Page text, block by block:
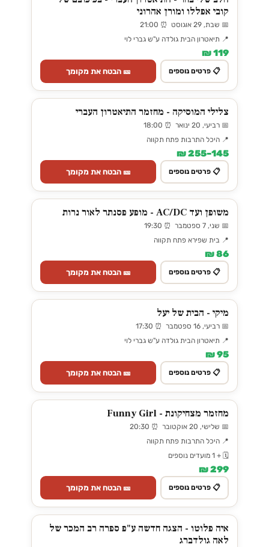
קובי אפללו ומורן אהרוני
📅 שבת, 29 אוגוסט ⏰ 21:00
📍 תיאטרון הבית גולדה ע"ש גברי לוי
119 ₪
📋 פרטים נוספים 🎫 הבטח את מקומך
צלילי המוסיקה - מחזמר התיאטרון העברי
📅 רביעי, 20 ינואר ⏰ 18:00
📍 היכל התרבות פתח תקווה
145–255 ₪
📋 פרטים נוספים 🎫 הבטח את מקומך
משופן ועד AC/DC - מופע פסנתר לאור נרות
📅 שני, 7 ספטמבר ⏰ 19:30
📍 בית שפירא פתח תקווה
86 ₪
📋 פרטים נוספים 🎫 הבטח את מקומך
מיקי - הבית של יעל
📅 רביעי, 16 ספטמבר ⏰ 17:30
📍 תיאטרון הבית גולדה ע"ש גברי לוי
95 ₪
📋 פרטים נוספים 🎫 הבטח את מקומך
מחזמר מצחיקונת - Funny Girl
📅 שלישי, 20 אוקטובר ⏰ 20:30
📍 היכל התרבות פתח תקווה
🗓️ + 1 מועדים נוספים
299 ₪
📋 פרטים נוספים 🎫 הבטח את מקומך
איה פלוטו - הצגה חדשה ע"פ ספרה רב המכר של
לאה גולדברג